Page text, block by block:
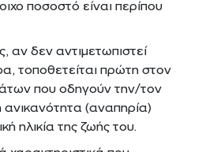
ποσοστό είναι περίπου
αν δεν αντιμετωπιστεί
τοποθετείται πρώτη στον
που οδηγούν την/τον
(αναπηρία)
ηλικία της ζωής του.